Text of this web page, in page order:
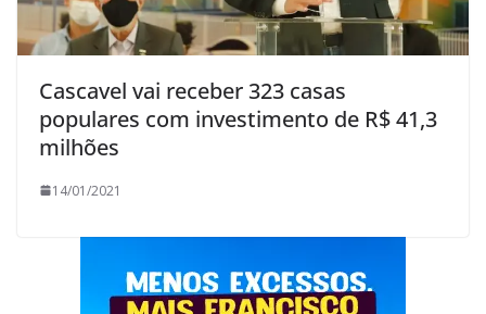
Cascavel vai receber 323 casas
populares com investimento de R$ 41,3
milhões
14/01/2021